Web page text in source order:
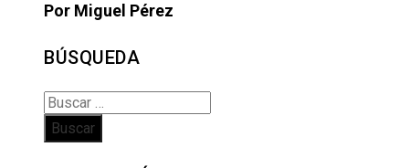
Por Miguel Pérez
BÚSQUEDA
Buscar: